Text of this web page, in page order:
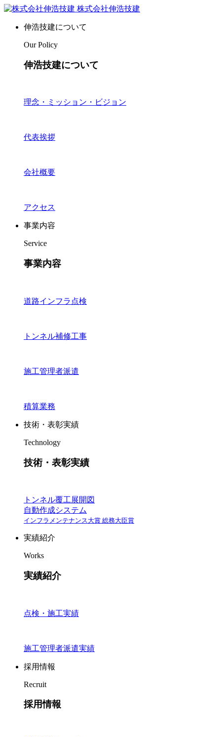
株式会社伸浩技建
伸浩技建について
Our Policy
伸浩技建について
理念・ミッション・ビジョン
代表挨拶
会社概要
アクセス
事業内容
Service
事業内容
道路インフラ点検
トンネル補修工事
施工管理者派遣
積算業務
技術・表彰実績
Technology
技術・表彰実績
トンネル覆工展開図
自動作成システム
インフラメンテナンス大賞 総務大臣賞
実績紹介
Works
実績紹介
点検・施工実績
施工管理者派遣実績
採用情報
Recruit
採用情報